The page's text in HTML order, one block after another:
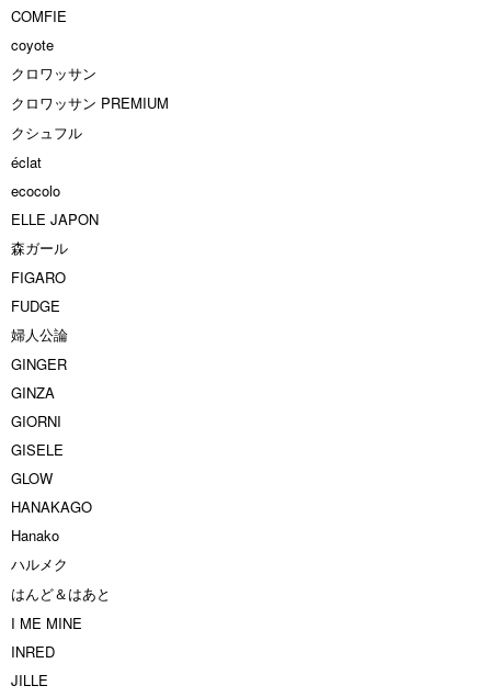
COMFIE
coyote
クロワッサン
クロワッサン PREMIUM
クシュフル
éclat
ecocolo
ELLE JAPON
森ガール
FIGARO
FUDGE
婦人公論
GINGER
GINZA
GIORNI
GISELE
GLOW
HANAKAGO
Hanako
ハルメク
はんど＆はあと
I ME MINE
INRED
JILLE